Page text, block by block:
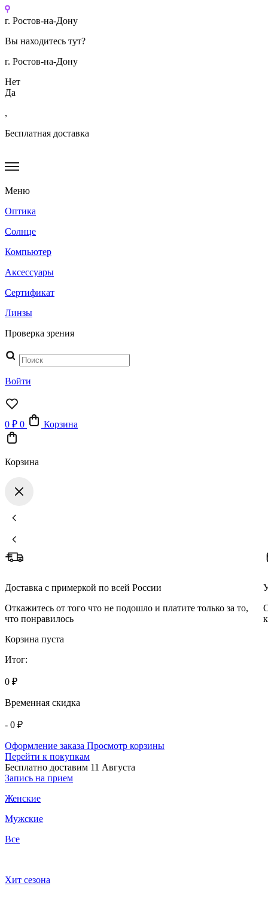
Перейти
к
г. Ростов-на-Дону
Вы находитесь тут?
г. Ростов-на-Дону
Нет
Да
,
Бесплатная доставка
Меню
Оптика
Солнце
Компьютер
Аксессуары
Сертификат
Линзы
Проверка зрения
Поиск
товаров
Войти
0 ₽ 0 Корзина
Корзина
Доставка с примеркой по всей России
Откажитесь от того что не подошло и платите только за то,
что понравилось
Корзина пуста
Итог:
0 ₽
Временная скидка
- 0 ₽
Оформление заказа Просмотр корзины
Перейти к покупкам
Бесплатно доставим 11 Августа
Запись на прием
Женские
Мужские
Все
Хит сезона